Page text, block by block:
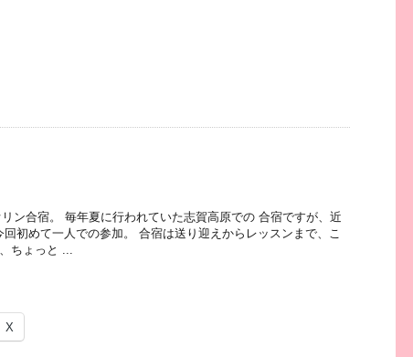
ン合宿。 毎年夏に行われていた志賀高原での 合宿ですが、近
初めて一人での参加。 合宿は送り迎えからレッスンまで、こ
ちょっと ...
X